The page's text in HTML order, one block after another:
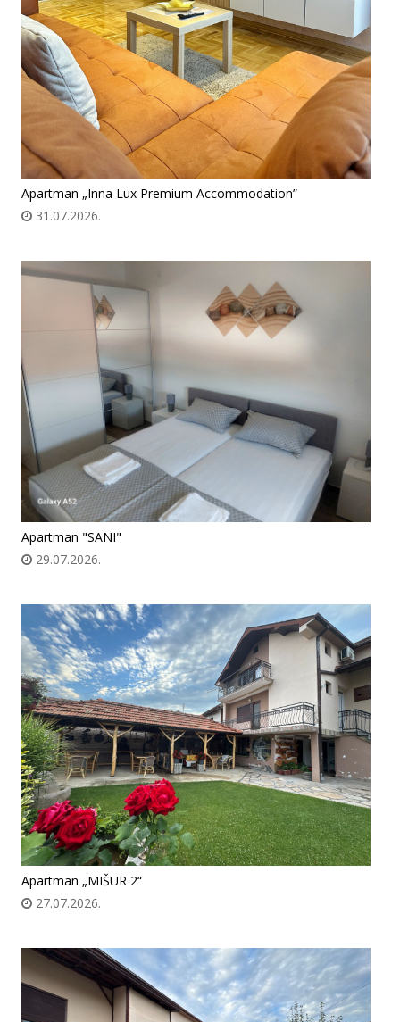
Apartman „Inna Lux Premium Accommodation”
31.07.2026.
Apartman "SANI"
29.07.2026.
Apartman „MIŠUR 2“
27.07.2026.